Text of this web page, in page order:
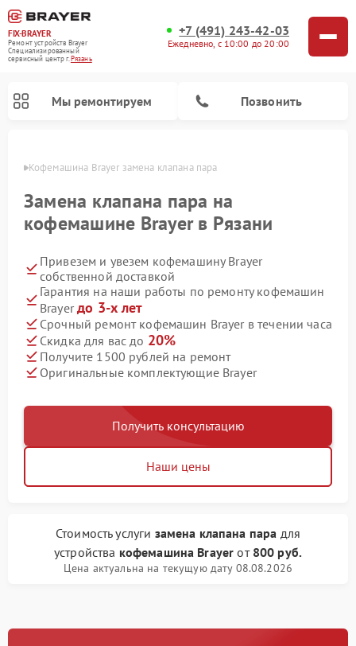
FIX-BRAYER
Ремонт устройств Brayer
Специализированный
cервисный центр г.Рязань
+7 (491) 243-42-03
Ежедневно, с 10:00 до 20:00
Мы ремонтируем Позвонить
Кофемашина Brayer замена клапана пара
Замена клапана пара на
кофемашине Brayer в Рязани
Привезем и увезем кофемашину Brayer
собственной доставкой
Гарантия на наши работы по ремонту кофемашин
Brayerдо 3-х лет
Срочный ремонт кофемашин Brayer в течении часа
Скидка для вас до 20%
Получите 1500 рублей на ремонт
Оригинальные комплектующие Brayer
Получить консультацию
Наши цены
Стоимость услуги замена клапана пара для
устройства кофемашина Brayer от 800 руб.
Цена актуальна на текущую дату 08.08.2026